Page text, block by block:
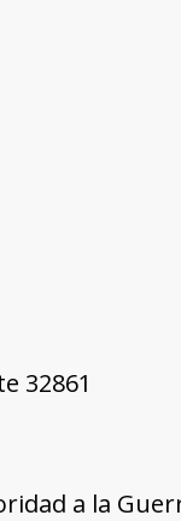
32861
a la